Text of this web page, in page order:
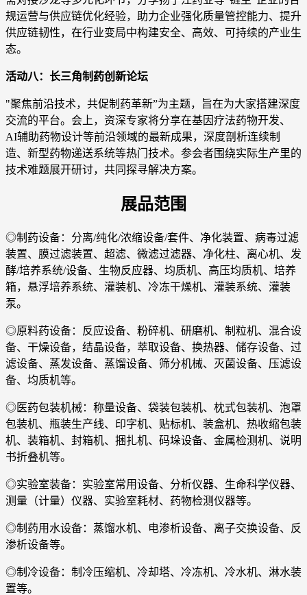
规运营与供应链优化经验，助力企业强化质量管控能力、提升
供应链韧性，在行业变局中构建安全、高效、可持续的产业生
态。
活动八：长三角制药创新论坛
"聚焦前沿技术，共促制药革新”为主题，旨在为大家搭建深度
交流的平台。会上，资深专家将分享在基因疗法药物开发、
AI辅助药物设计等前沿领域的最新成果，深度剖析连续制
造、新型药物递送系统等热门技术。参会者围绕实际生产里的
技术难题展开研讨，共同探寻解决方案。
展品范围
◎制药设备：分离/纯化/浓缩设备/套件、净化装置、病毒过滤
装置、膜过滤装置、超滤、微滤过滤器、净化柱、离心机、发
酵/培养系统/设备、生物反应器、均质机、高压均质机、培养
箱，悬浮培养系统、灌装机、冷冻干燥机、灌装系统、灌装
泵。
◎原料药设备：反应设备、粉碎机、研磨机、制粒机、混合设
备、干燥设备，结晶设备，萃取设备、换热器、储存设备、过
滤设备、蒸发设备、蒸馏设备、筛分机械、灭菌设备、压滤设
备、均质机等。
◎医药包装机械：称量设备、袋装包装机、枕式包装机、泡罩
包装机、瓶装生产线、印字机、贴标机、装盒机、热收缩包装
机、装箱机、封箱机、捆扎机、码垛设备、金属检测机、说明
书折叠机等。
◎实验室装备：实验室常用设备、分析仪器、生命科学仪器、
测量（计量）仪器、实验室耗材、药物检测仪器等。
◎制药用水设备：蒸馏水机、电渗析设备、离子交换设备、反
渗析设备等。
◎制冷设备：制冷压缩机、冷却塔、冷冻机、冷水机、淋水装
置等。